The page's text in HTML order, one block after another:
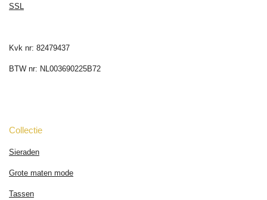
SSL
Kvk nr: 82479437
BTW nr: NL003690225B72
Collectie
Sieraden
Grote maten mode
Tassen